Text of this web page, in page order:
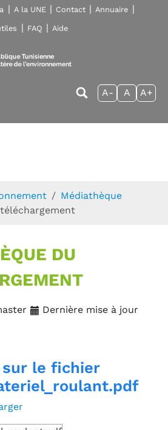
A la UNE Contact Annuaire
FAQ Aide
A- A A+
Médiathèque
DU
Dernière mise à jour
le fichier